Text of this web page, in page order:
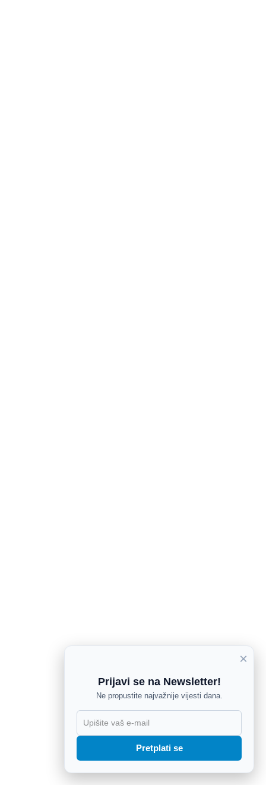
×
Prijavi se na Newsletter!
Ne propustite najvažnije vijesti dana.
Pretplati se